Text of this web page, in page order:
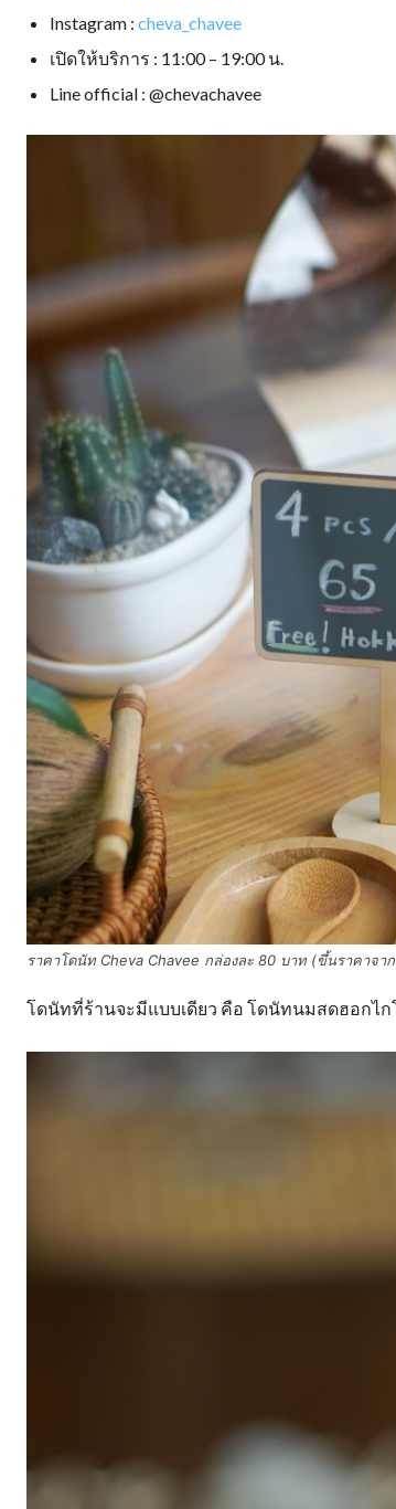
Instagram : cheva_chavee
เปิดให้บริการ : 11:00 – 19:00 น.
Line official : @chevachavee
ราคาโดนัท Cheva Chavee กล่องละ 80 บาท (ขึ้นราคาจา
โดนัทที่ร้านจะมีแบบเดียว คือ โดนัทนมสดฮอกไ